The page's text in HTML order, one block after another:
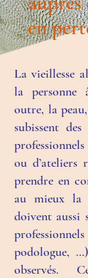
en
La vieillesse
la personne
outre, la
subissent
ou d’ateliers
prendre en
au mieux la
doivent aussi
podologue,
observés.